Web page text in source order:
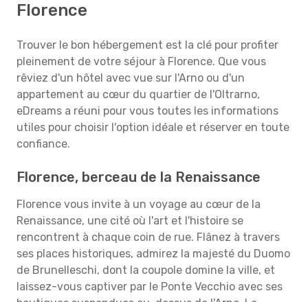
Florence
Trouver le bon hébergement est la clé pour profiter
pleinement de votre séjour à Florence. Que vous
rêviez d'un hôtel avec vue sur l'Arno ou d'un
appartement au cœur du quartier de l'Oltrarno,
eDreams a réuni pour vous toutes les informations
utiles pour choisir l'option idéale et réserver en toute
confiance.
Florence, berceau de la Renaissance
Florence vous invite à un voyage au cœur de la
Renaissance, une cité où l'art et l'histoire se
rencontrent à chaque coin de rue. Flânez à travers
ses places historiques, admirez la majesté du Duomo
de Brunelleschi, dont la coupole domine la ville, et
laissez-vous captiver par le Ponte Vecchio avec ses